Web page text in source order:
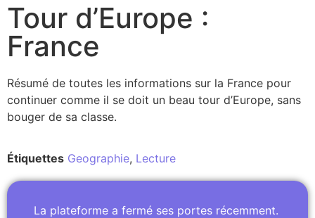
Tour d’Europe :
France
Résumé de toutes les informations sur la France pour
continuer comme il se doit un beau tour d’Europe, sans
bouger de sa classe.
Étiquettes Geographie, Lecture
La plateforme a fermé ses portes récemment.